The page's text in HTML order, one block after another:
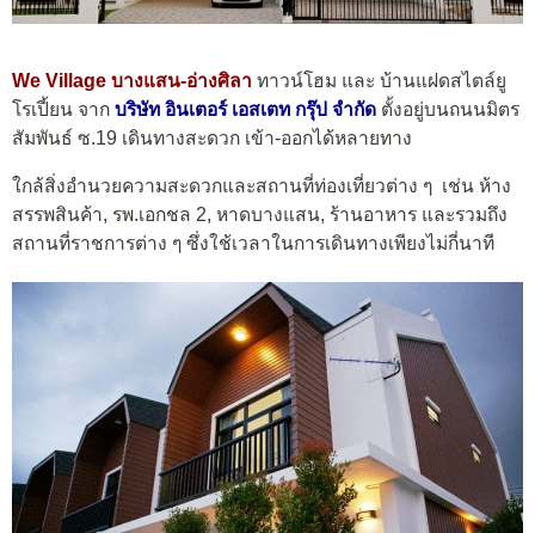
We Village บางแสน-อ่างศิลา ทาวน์โฮม และ บ้านแฝดสไตล์ยู
โรเปี้ยน จาก บริษัท อินเตอร์ เอสเตท กรุ๊ป จำกัด ตั้งอยู่บนถนนมิตร
สัมพันธ์ ซ.19 เดินทางสะดวก เข้า-ออกได้หลายทาง
ใกล้สิ่งอำนวยความสะดวกและสถานที่ท่องเที่ยวต่าง ๆ เช่น ห้าง
สรรพสินค้า, รพ.เอกชล 2, หาดบางแสน, ร้านอาหาร และรวมถึง
สถานที่ราชการต่าง ๆ ซึ่งใช้เวลาในการเดินทางเพียงไม่กี่นาที